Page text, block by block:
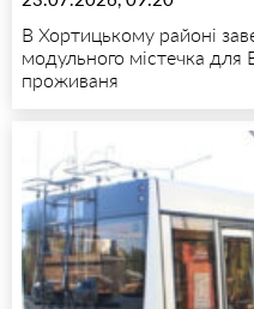
В Хортицькому районі
модульного містечка
проживаня